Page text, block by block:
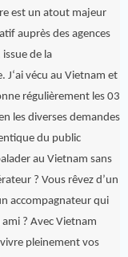
est un atout majeur
auprès des agences
issue de la
vécu au Vietnam et
régulièrement les 03
les diverses demandes
du public
au Vietnam sans
? Vous rêvez d’un
accompagnateur qui
? Avec Vietnam
pleinement vos